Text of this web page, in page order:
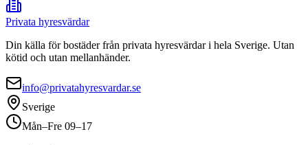
Privata hyresvärdar
Din källa för bostäder från privata hyresvärdar i hela Sverige. Utan
kötid och utan mellanhänder.
info@privatahyresvardar.se
Sverige
Mån–Fre 09–17